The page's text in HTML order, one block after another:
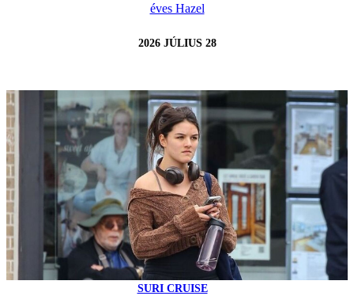
éves Hazel
2026 JÚLIUS 28
SURI CRUISE